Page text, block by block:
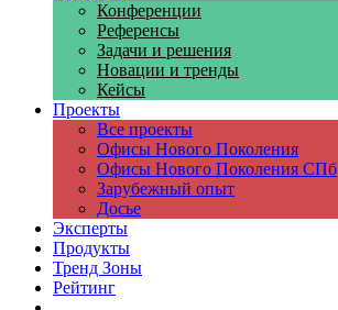
Конференции
Референсы
Задачи и решения
Новации и тренды
Кейсы
Проекты
Все проекты
Офисы Нового Поколения
Офисы Нового Поколения СПб
Зарубежный опыт
Досье
Эксперты
Продукты
Тренд Зоны
Рейтинг